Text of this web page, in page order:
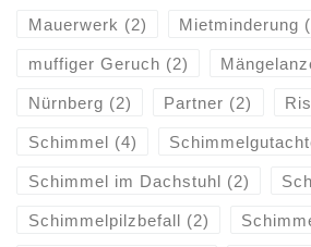
Mauerwerk (2) Mietminderung
muffiger Geruch (2)
Nürnberg (2) Partner (2)
Schimmel (4)
Schimmel im Dachstuhl (2)
Schimmelpilzbefall (2)